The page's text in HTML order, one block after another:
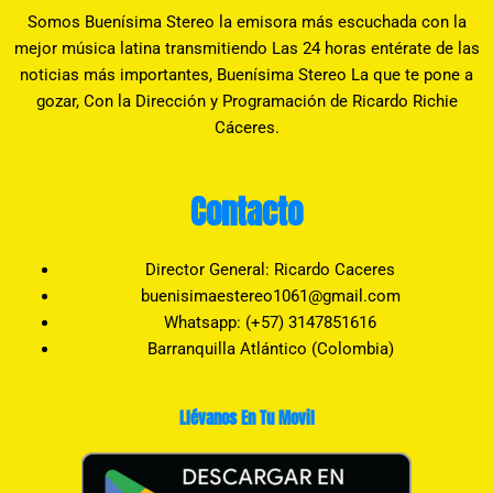
Somos Buenísima Stereo la emisora más escuchada con la
mejor música latina transmitiendo Las 24 horas entérate de las
noticias más importantes, Buenísima Stereo La que te pone a
gozar, Con la Dirección y Programación de Ricardo Richie
Cáceres.
Contacto
Director General: Ricardo Caceres
buenisimaestereo1061@gmail.com
Whatsapp: (+57) 3147851616
Barranquilla Atlántico (Colombia)
Llévanos En Tu Movil